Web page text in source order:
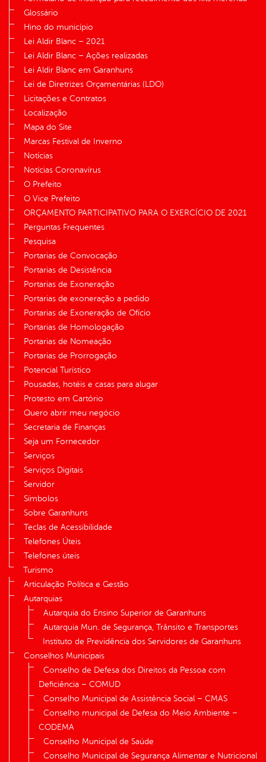
Glossário
Hino do município
Lei Aldir Blanc – 2021
Lei Aldir Blanc – Ações realizadas
Lei Aldir Blanc em Garanhuns
Lei de Diretrizes Orçamentárias (LDO)
Licitações e Contratos
Localização
Mapa do Site
Marcas Festival de Inverno
Notícias
Notícias Coronavírus
O Prefeito
O Vice Prefeito
ORÇAMENTO PARTICIPATIVO PARA O EXERCÍCIO DE 2021
Perguntas Frequentes
Pesquisa
Portarias de Convocação
Portarias de Desistência
Portarias de Exoneração
Portarias de exoneração a pedido
Portarias de Exoneração de Ofício
Portarias de Homologação
Portarias de Nomeação
Portarias de Prorrogação
Potencial Turístico
Pousadas, hotéis e casas para alugar
Protesto em Cartório
Quero abrir meu negócio
Secretaria de Finanças
Seja um Fornecedor
Serviços
Serviços Digitais
Servidor
Símbolos
Sobre Garanhuns
Teclas de Acessibilidade
Telefones Úteis
Telefones úteis
Turismo
Articulação Política e Gestão
Autarquias
Autarquia do Ensino Superior de Garanhuns
Autarquia Mun. de Segurança, Trânsito e Transportes
Instituto de Previdência dos Servidores de Garanhuns
Conselhos Municipais
Conselho de Defesa dos Direitos da Pessoa com
Deficiência – COMUD
Conselho Municipal de Assistência Social – CMAS
Conselho municipal de Defesa do Meio Ambiente –
CODEMA
Conselho Municipal de Saúde
Conselho Municipal de Segurança Alimentar e Nutricional